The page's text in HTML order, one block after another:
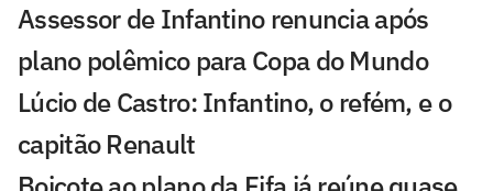
Assessor de Infantino renuncia após
plano polêmico para Copa do Mundo
Lúcio de Castro: Infantino, o refém, e o
capitão Renault